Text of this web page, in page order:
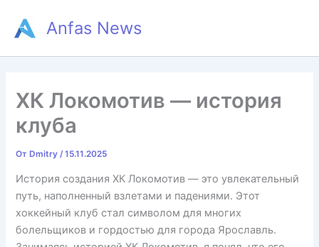
содержимому
Anfas News
ХК Локомотив — история
клуба
От Dmitry /15.11.2025
История создания ХК Локомотив — это увлекательный
путь, наполненный взлетами и падениями. Этот
хоккейный клуб стал символом для многих
болельщиков и гордостью для города Ярославль.